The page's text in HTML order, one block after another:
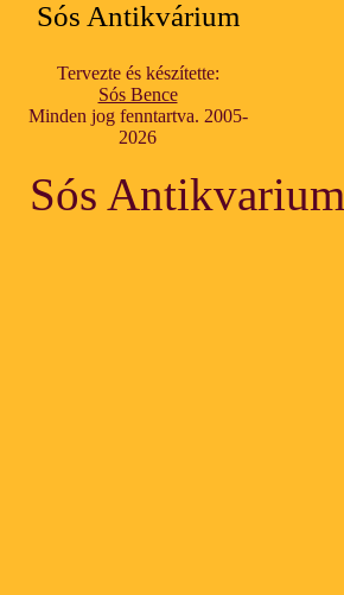
Sós Antikvárium
Tervezte és készítette:
Sós Bence
Minden jog fenntartva. 2005-
2026
Sós Antikvarium